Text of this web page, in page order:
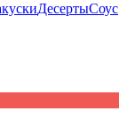
ДесертыСоус